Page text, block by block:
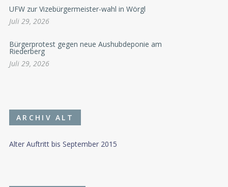
UFW zur Vizebürgermeister-wahl in Wörgl
Juli 29, 2026
Bürgerprotest gegen neue Aushubdeponie am
Riederberg
Juli 29, 2026
ARCHIV ALT
Alter Auftritt bis September 2015